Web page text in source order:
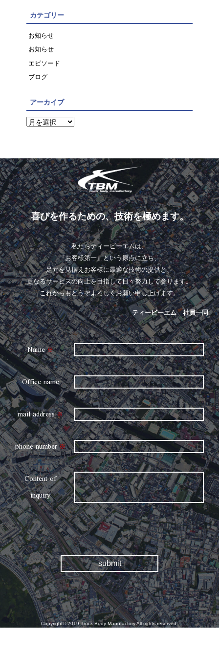
カテゴリー
お知らせ
お知らせ
エピソード
ブログ
アーカイブ
喜びを作るための、技術を極めます。
私たちティービーエムは、
『お客様第一』という原点に立ち、
足元を見据えお客様に最適な技術の提供と、
更なるサービスの向上を目指して日々努力して参ります。
これからもどうぞよろしくお願い申し上げます。
ティービーエム 社員一同
Name※
Office name
mail address※
phone number※
Content of
inquiry
Copyright© 2019 Truck Body Manufactory All rights reserved.